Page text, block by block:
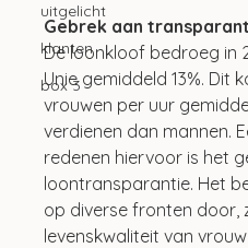
uitgelicht
klanten
box 3
Gebrek aan
De loonkloof bedroeg in
Unie gemiddeld 13%. Dit
vrouwen per uur
verdienen dan mannen.
redenen hiervoor is het
loontransparantie. Het
op diverse fronten door,
levenskwaliteit van